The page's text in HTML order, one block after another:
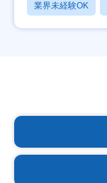
業界未経験OK